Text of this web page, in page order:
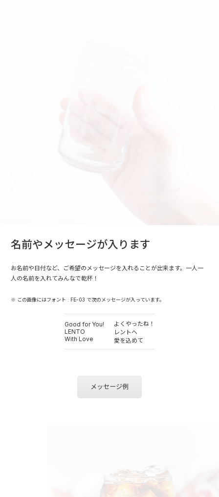
名前やメッセージが入ります
お名前や日付など、ご希望のメッセージを入れることが出来ます。一人一
人の名前を入れてみんなで乾杯！
※ この画像にはフォント : FE-03 で次のメッセージが入っています。
Good for You!
LENTO
With Love
よくやったね！
レントへ
愛を込めて
メッセージ例